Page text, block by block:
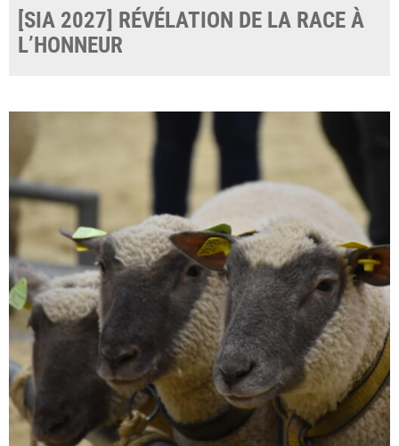
[SIA 2027] RÉVÉLATION DE LA RACE À
L’HONNEUR